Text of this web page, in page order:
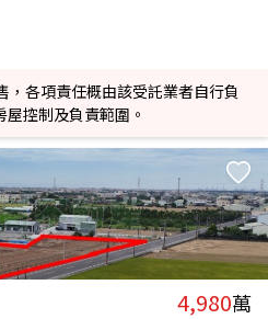
各項責任概由該受託業者自行負
控制及負責範圍。
4,980萬